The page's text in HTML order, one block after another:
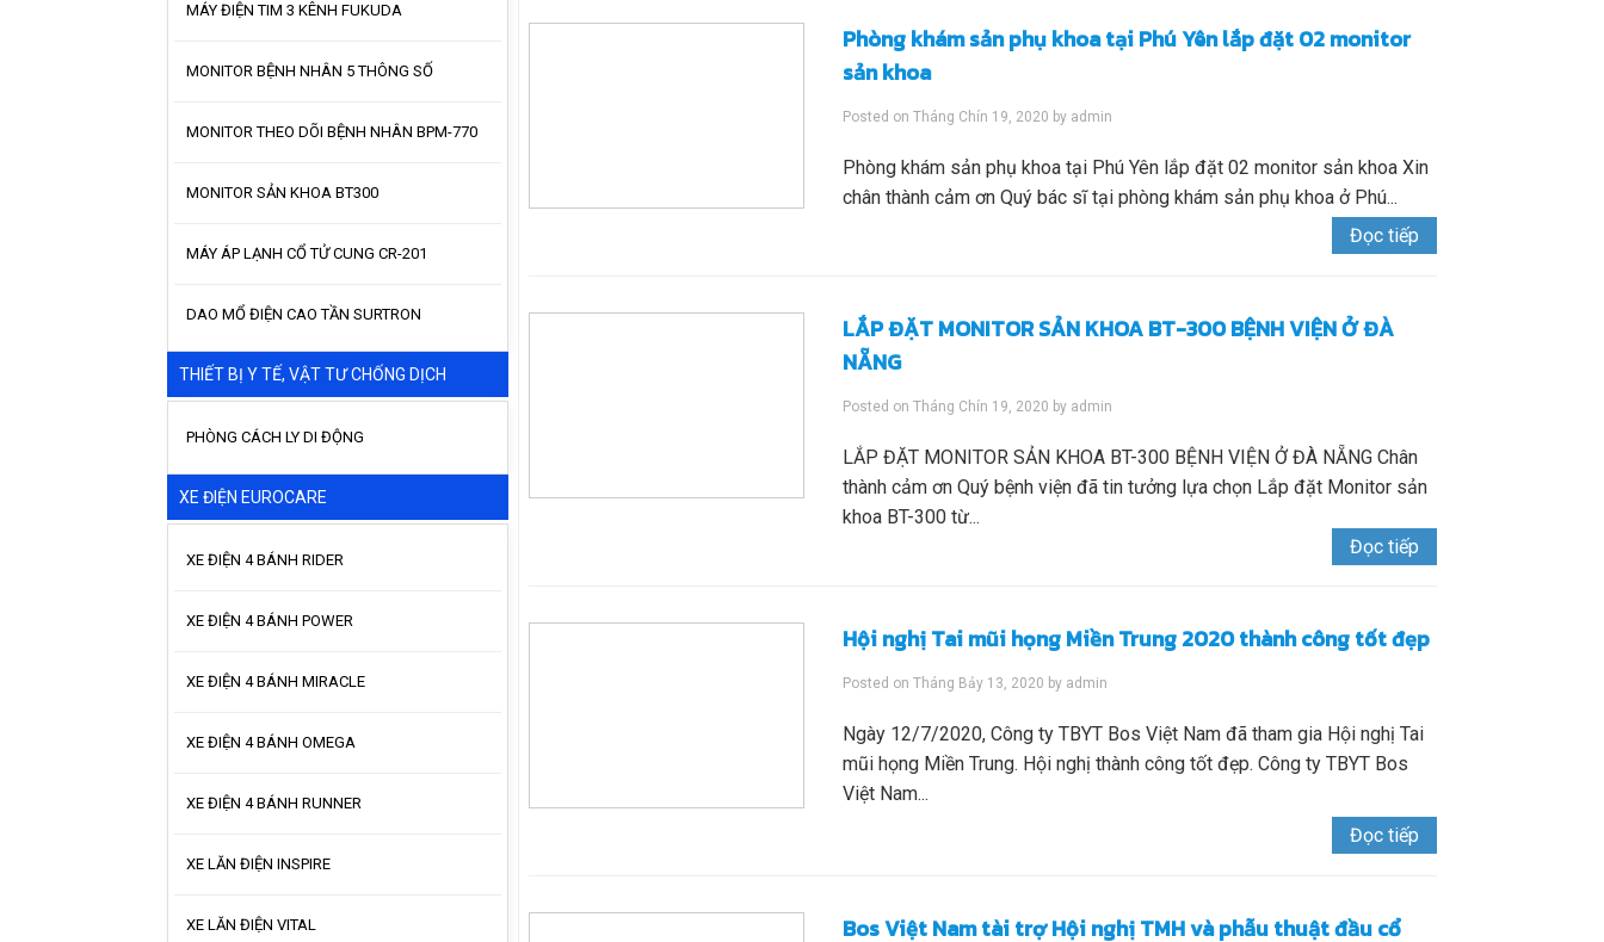
MÁY ĐIỆN TIM 3 KÊNH FUKUDA
MONITOR BỆNH NHÂN 5 THÔNG SỐ
MONITOR THEO DÕI BỆNH NHÂN BPM-770
MONITOR SẢN KHOA BT300
MÁY ÁP LẠNH CỔ TỬ CUNG CR-201
DAO MỔ ĐIỆN CAO TẦN SURTRON
THIẾT BỊ Y TẾ, VẬT TƯ CHỐNG DỊCH
PHÒNG CÁCH LY DI ĐỘNG
XE ĐIỆN EUROCARE
XE ĐIỆN 4 BÁNH RIDER
XE ĐIỆN 4 BÁNH POWER
XE ĐIỆN 4 BÁNH MIRACLE
XE ĐIỆN 4 BÁNH OMEGA
XE ĐIỆN 4 BÁNH RUNNER
XE LĂN ĐIỆN INSPIRE
XE LĂN ĐIỆN VITAL
Phòng khám sản phụ khoa tại Phú Yên lắp đặt 02 monitor
sản khoa
Posted onTháng Chín 19, 2020 by admin
Phòng khám sản phụ khoa tại Phú Yên lắp đặt 02 monitor sản khoa Xin
chân thành cảm ơn Quý bác sĩ tại phòng khám sản phụ khoa ở Phú...
Đọc tiếp
LẮP ĐẶT MONITOR SẢN KHOA BT-300 BỆNH VIỆN Ở ĐÀ
NẴNG
Posted onTháng Chín 19, 2020 by admin
LẮP ĐẶT MONITOR SẢN KHOA BT-300 BỆNH VIỆN Ở ĐÀ NẴNG Chân
thành cảm ơn Quý bệnh viện đã tin tưởng lựa chọn Lắp đặt Monitor sản
khoa BT-300 từ...
Đọc tiếp
Hội nghị Tai mũi họng Miền Trung 2020 thành công tốt đẹp
Posted onTháng Bảy 13, 2020 by admin
Ngày 12/7/2020, Công ty TBYT Bos Việt Nam đã tham gia Hội nghị Tai
mũi họng Miền Trung. Hội nghị thành công tốt đẹp. Công ty TBYT Bos
Việt Nam...
Đọc tiếp
Bos Việt Nam tài trợ Hội nghị TMH và phẫu thuật đầu cổ